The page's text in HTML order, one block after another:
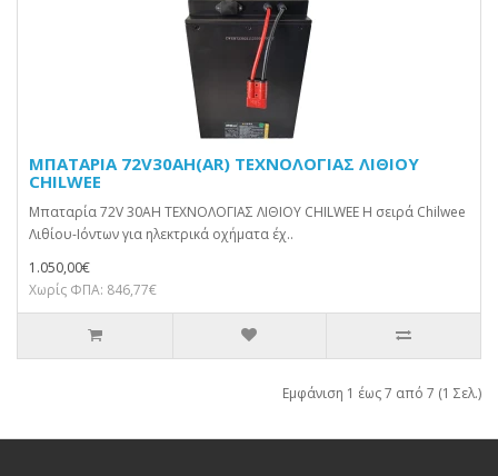
ΜΠΑΤΑΡΙΑ 72V30AH(AR) ΤΕΧΝΟΛΟΓΙΑΣ ΛΙΘΙΟΥ
CHILWEE
Μπαταρία 72V 30AH ΤΕΧΝΟΛΟΓΙΑΣ ΛΙΘΙΟΥ CHILWEE Η σειρά Chilwee
Λιθίου-Ιόντων για ηλεκτρικά οχήματα έχ..
1.050,00€
Χωρίς ΦΠΑ: 846,77€
Εμφάνιση 1 έως 7 από 7 (1 Σελ.)